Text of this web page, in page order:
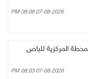
07-08-2026 08:08 PM
المركزية للباص
07-08-2026 08:03 PM